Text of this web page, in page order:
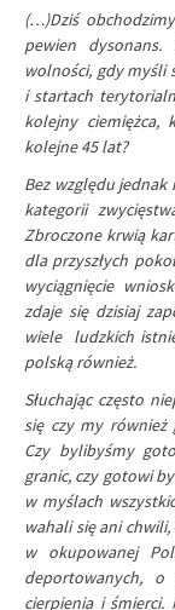
(…)Dziś
pewien
wolności, gdy myśli
i startach
kolejny ciemiężca,
kolejne 45 lat?
Bez względu
kategorii
Zbroczone krwią
dla przyszłych
wyciągnięcie
zdaje się dzisiaj
wiele ludzkich
polską również.
Słuchając często
się czy my również
Czy bylibyśmy
granic, czy gotowi
w myślach
wahali się ani
w okupowanej
deportowanych, o
cierpienia i